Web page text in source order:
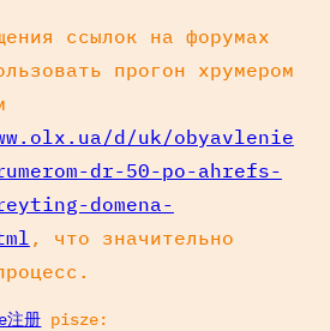
ссылок на форумах
прогон хрумером
d/uk/obyavlenie
dr-50-po-ahrefs-
domena-
, что значительно
注册 pisze: